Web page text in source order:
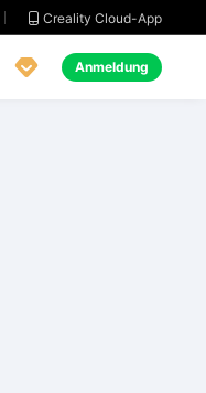
 Creality Cloud-App
 Anmeldung